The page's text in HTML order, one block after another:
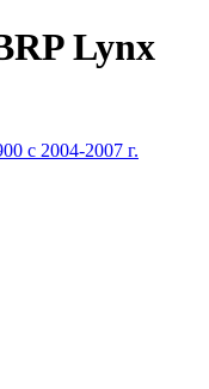
Lynx